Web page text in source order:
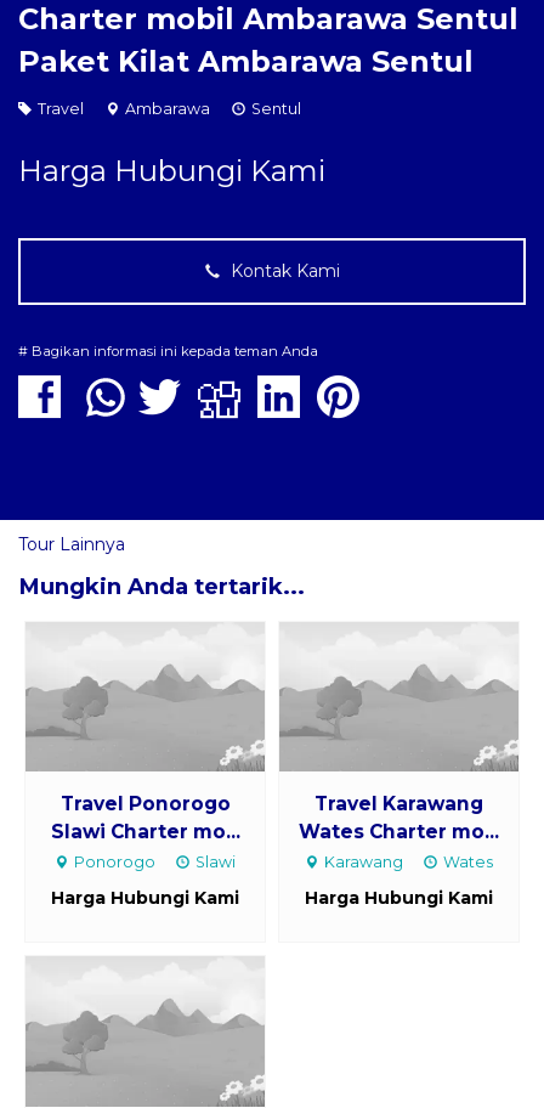
Charter mobil Ambarawa Sentul
Paket Kilat Ambarawa Sentul
Travel Ambarawa Sentul
Harga Hubungi Kami
Kontak Kami
# Bagikan informasi ini kepada teman Anda
Tour Lainnya
Mungkin Anda tertarik...
Travel Ponorogo
Slawi Charter mo...
Ponorogo Slawi
Harga Hubungi Kami
Travel Karawang
Wates Charter mo...
Karawang Wates
Harga Hubungi Kami